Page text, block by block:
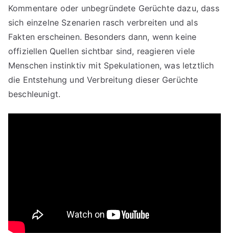
Kommentare oder unbegründete Gerüchte dazu, dass
sich einzelne Szenarien rasch verbreiten und als
Fakten erscheinen. Besonders dann, wenn keine
offiziellen Quellen sichtbar sind, reagieren viele
Menschen instinktiv mit Spekulationen, was letztlich
die Entstehung und Verbreitung dieser Gerüchte
beschleunigt.